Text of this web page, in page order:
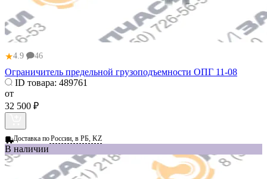
★4.9 46
Ограничитель предельной грузоподъемности ОПГ 11-08
ID товара: 489761
от
32 500 ₽
Доставка поРоссии, в РБ, KZ
В наличии